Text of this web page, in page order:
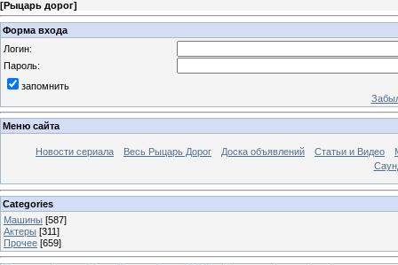
[Рыцарь дорог]
Форма входа
Логин:
Пароль:
запомнить
Меню сайта
Новости сериала Весь Рыцарь Дорог Доска объявлений Статьи и Видео
Categories
Машины [587]
Актеры [311]
Прочее [659]